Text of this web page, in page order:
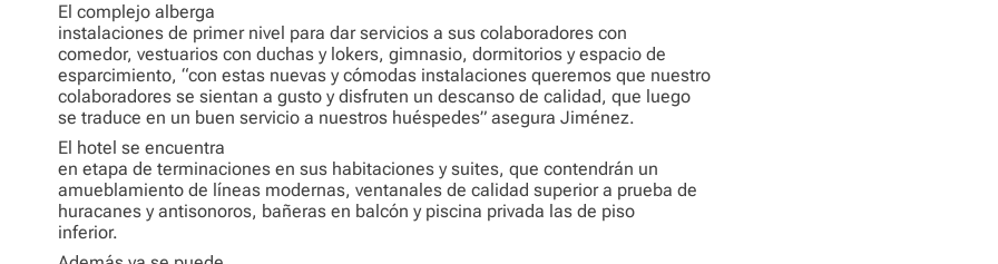
El complejo alberga
instalaciones de primer nivel para dar servicios a sus colaboradores con
comedor, vestuarios con duchas y lokers, gimnasio, dormitorios y espacio de
esparcimiento, “con estas nuevas y cómodas instalaciones queremos que nuestro
colaboradores se sientan a gusto y disfruten un descanso de calidad, que luego
se traduce en un buen servicio a nuestros huéspedes” asegura Jiménez.
El hotel se encuentra
en etapa de terminaciones en sus habitaciones y suites, que contendrán un
amueblamiento de líneas modernas, ventanales de calidad superior a prueba de
huracanes y antisonoros, bañeras en balcón y piscina privada las de piso
inferior.